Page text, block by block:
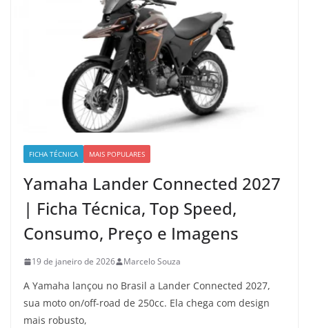
FICHA TÉCNICA MAIS POPULARES
Yamaha Lander Connected 2027
| Ficha Técnica, Top Speed,
Consumo, Preço e Imagens
19 de janeiro de 2026 Marcelo Souza
A Yamaha lançou no Brasil a Lander Connected 2027,
sua moto on/off-road de 250cc. Ela chega com design
mais robusto,